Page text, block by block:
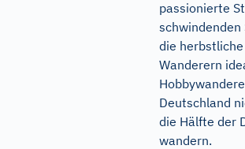
passionierte
die
Wanderern
Deutschland
die Hälfte der
wandern.